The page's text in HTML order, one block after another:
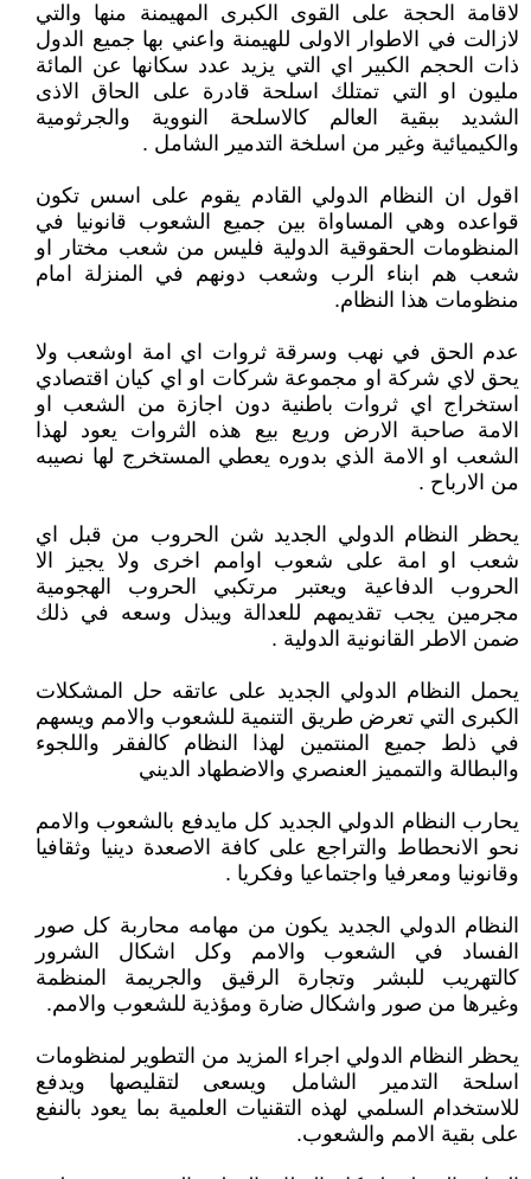
لاقامة الحجة على القوى الكبرى المهيمنة منها والتي
لازالت في الاطوار الاولى للهيمنة واعني بها جميع الدول
ذات الحجم الكبير اي التي يزيد عدد سكانها عن المائة
مليون او التي تمتلك اسلحة قادرة على الحاق الاذى
الشديد ببقية العالم كالاسلحة النووية والجرثومية
والكيميائية وغير من اسلخة التدمير الشامل .
اقول ان النظام الدولي القادم يقوم على اسس تكون
قواعده وهي المساواة بين جميع الشعوب قانونيا في
المنظومات الحقوقية الدولية فليس من شعب مختار او
شعب هم ابناء الرب وشعب دونهم في المنزلة امام
منظومات هذا النظام.
عدم الحق في نهب وسرقة ثروات اي امة اوشعب ولا
يحق لاي شركة او مجموعة شركات او اي كيان اقتصادي
استخراج اي ثروات باطنية دون اجازة من الشعب او
الامة صاحبة الارض وريع بيع هذه الثروات يعود لهذا
الشعب او الامة الذي بدوره يعطي المستخرج لها نصيبه
من الارباح .
يحظر النظام الدولي الجديد شن الحروب من قبل اي
شعب او امة على شعوب اوامم اخرى ولا يجيز الا
الحروب الدفاعية ويعتبر مرتكبي الحروب الهجومية
مجرمين يجب تقديمهم للعدالة ويبذل وسعه في ذلك
ضمن الاطر القانونية الدولية .
يحمل النظام الدولي الجديد على عاتقه حل المشكلات
الكبرى التي تعرض طريق التنمية للشعوب والامم ويسهم
في ذلط جميع المنتمين لهذا النظام كالفقر واللجوء
والبطالة والتمميز العنصري والاضطهاد الديني
يحارب النظام الدولي الجديد كل مايدفع بالشعوب والامم
نحو الانحطاط والتراجع على كافة الاصعدة دينيا وثقافيا
وقانونيا ومعرفيا واجتماعيا وفكريا .
النظام الدولي الجديد يكون من مهامه محاربة كل صور
الفساد في الشعوب والامم وكل اشكال الشرور
كالتهريب للبشر وتجارة الرقيق والجريمة المنظمة
وغيرها من صور واشكال ضارة ومؤذية للشعوب والامم.
يحظر النظام الدولي اجراء المزيد من التطوير لمنظومات
اسلحة التدمير الشامل ويسعى لتقليصها ويدفع
للاستخدام السلمي لهذه التقنيات العلمية بما يعود بالنفع
على بقية الامم والشعوب.